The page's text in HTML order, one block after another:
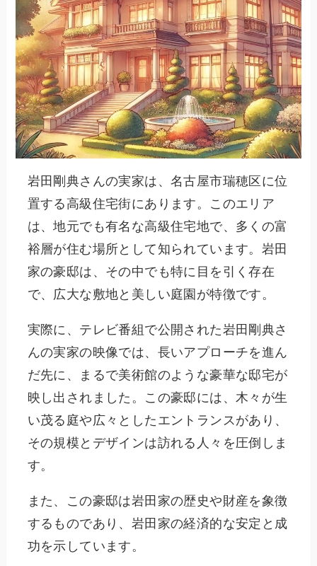
岩田剛典さんの実家は、名古屋市瑞穂区に位
置する高級住宅街にあります。このエリア
は、地元でも有名な高級住宅地で、多くの富
裕層が住む場所として知られています。岩田
家の豪邸は、その中でも特に目を引く存在
で、広大な敷地と美しい庭園が特徴です。
実際に、テレビ番組で公開された岩田剛典さ
んの実家の映像では、長いアプローチを進ん
だ先に、まるで美術館のような豪華な邸宅が
映し出されました。この豪邸には、木々が生
い茂る庭や広々としたエントランスがあり、
その規模とデザインは訪れる人々を圧倒しま
す。
また、この豪邸は岩田家の歴史や財産を象徴
するものであり、岩田家の経済的な安定と成
功を示しています。